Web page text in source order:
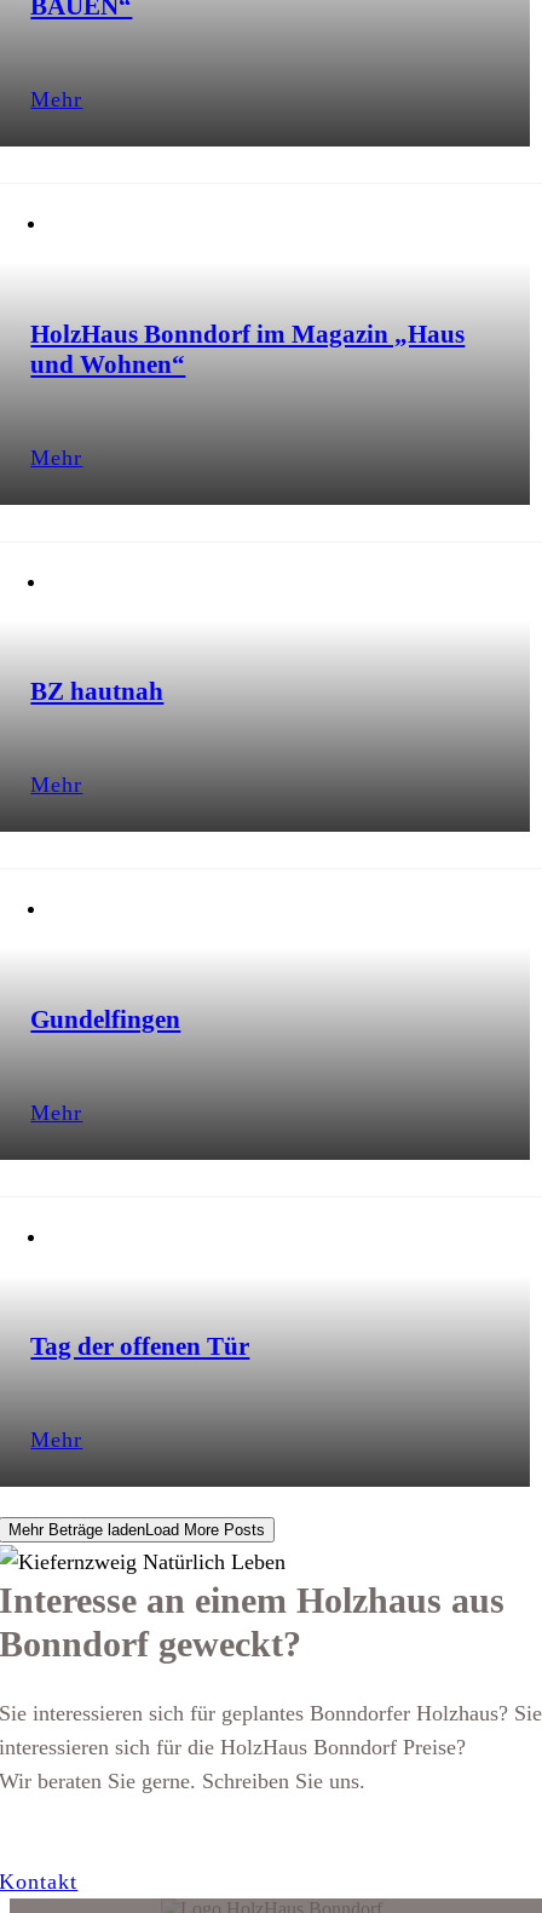
BAUEN“
Mehr
HolzHaus Bonndorf im Magazin „Haus
und Wohnen“
Mehr
BZ hautnah
Mehr
Gundelfingen
Mehr
Tag der offenen Tür
Mehr
Load More Posts
Interesse an einem Holzhaus aus
Bonndorf geweckt?
Sie interessieren sich für geplantes Bonndorfer Holzhaus? Sie
interessieren sich für die HolzHaus Bonndorf Preise? ­
Wir beraten Sie gerne. Schreiben Sie uns.
Kontakt